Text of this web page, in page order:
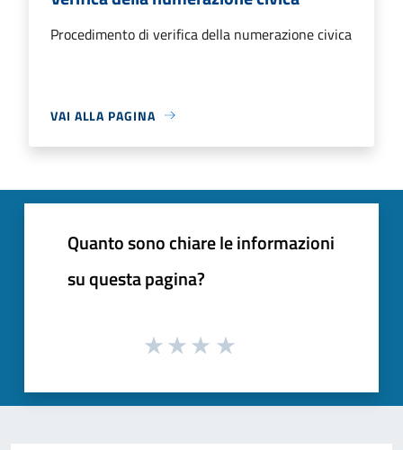
Procedimento di verifica della numerazione civica
VAI ALLA PAGINA
Quanto sono chiare le informazioni
su questa pagina?